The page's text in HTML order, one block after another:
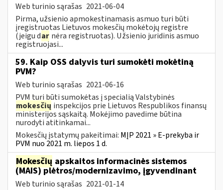
Web turinio sąrašas 2021-06-04
Pirma, užsienio apmokestinamasis asmuo turi būti
įregistruotas Lietuvos mokesčių mokėtojų registre
(jeigu dar nėra registruotas). Užsienio juridinis asmuo
registruojasi...
59. Kaip OSS dalyvis turi sumokėti mokėtiną
PVM?
Web turinio sąrašas 2021-06-16
PVM turi būti sumokėtas į specialią Valstybinės
mokesčių inspekcijos prie Lietuvos Respublikos finansų
ministerijos sąskaitą. Mokėjimo pavedime būtina
nurodyti atitinkamai...
Mokesčių įstatymų pakeitimai: MĮP 2021 » E-prekyba ir
PVM nuo 2021 m. liepos 1 d.
Mokesčių apskaitos informacinės sistemos
(MAIS) plėtros/modernizavimo, įgyvendinant
Web turinio sąrašas 2021-01-14